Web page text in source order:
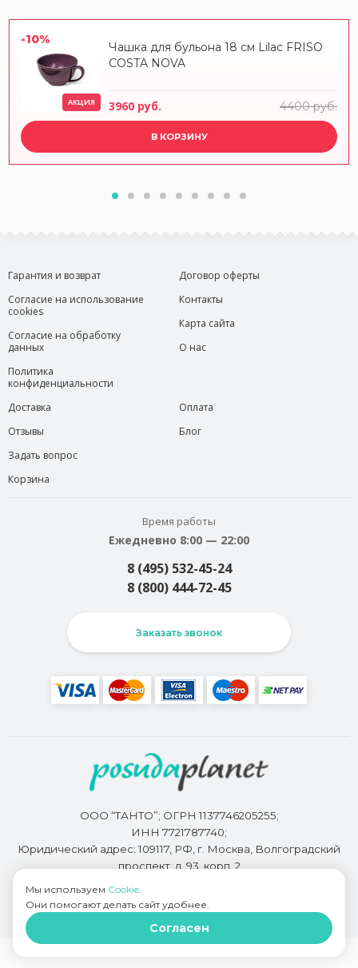
-10%
АКЦИЯ
Чашка для бульона 18 см Lilac FRISO
COSTA NOVA
3960 руб. 4400 руб.
В КОРЗИНУ
Гарантия и возврат
Согласие на использование
cookies
Согласие на обработку
данных
Политика
конфиденциальности
Договор оферты
Контакты
Карта сайта
О нас
Доставка
Отзывы
Задать вопрос
Корзина
Оплата
Блог
Время работы
Ежедневно 8:00 — 22:00
8 (495) 532-45-24
8 (800) 444-72-45
Заказать звонок
ООО “ТАНТО”; ОГРН 1137746205255;
ИНН 7721787740;
Юридический адрес: 109117, РФ, г. Москва, Волгоградский
проспект, д. 93, корп. 2
Разработкой сайта занимается
Мы используем Cookie.
Они помогают делать сайт удобнее.
Согласен